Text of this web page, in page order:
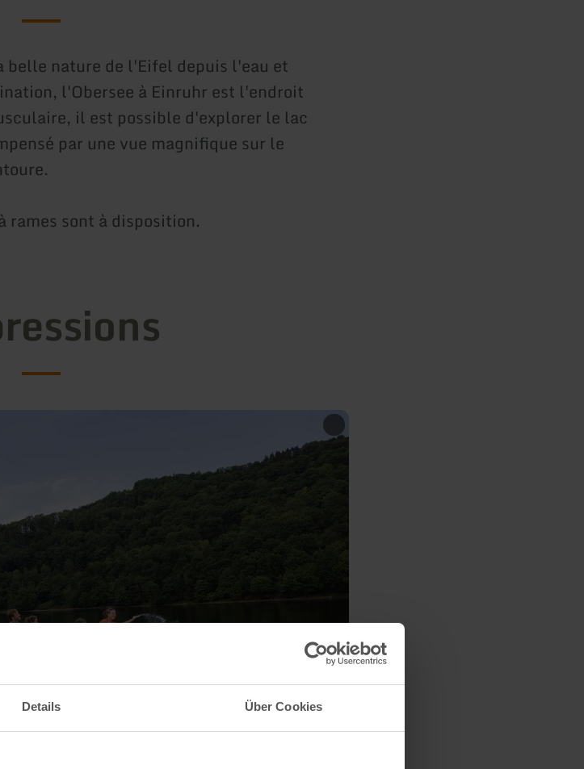
Details Über Cookies
belle nature de l'Eifel depuis l'eau et
l'Obersee à Einruhr est l'endroit
il est possible d'explorer le lac
par une vue magnifique sur le
rames sont à disposition.